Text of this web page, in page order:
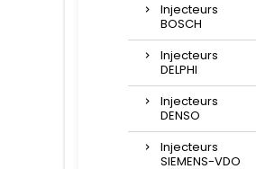
Injecteurs
BOSCH
Injecteurs
DELPHI
Injecteurs
DENSO
Injecteurs
SIEMENS-VDO